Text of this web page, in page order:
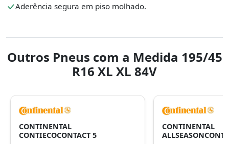
Aderência segura em piso molhado.
Outros Pneus com a Medida 195/45
R16 XL XL 84V
CONTINENTAL
CONTIECOCONTACT 5
CONTINENTAL